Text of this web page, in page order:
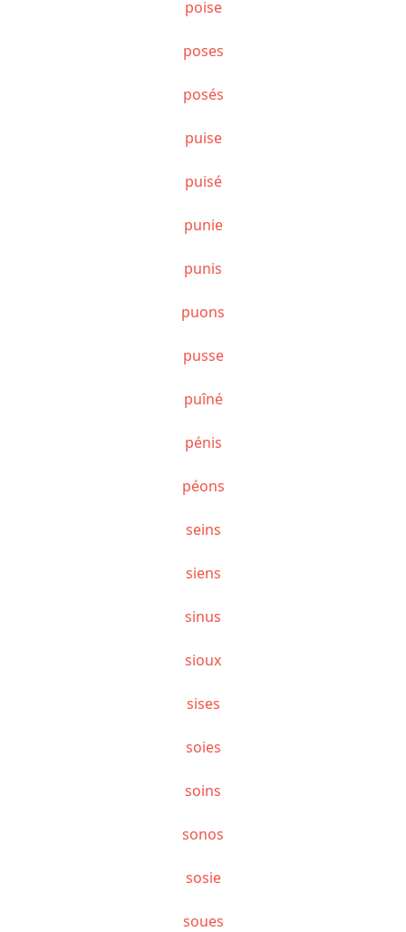
poise
poses
posés
puise
puisé
punie
punis
puons
pusse
puîné
pénis
péons
seins
siens
sinus
sioux
sises
soies
soins
sonos
sosie
soues